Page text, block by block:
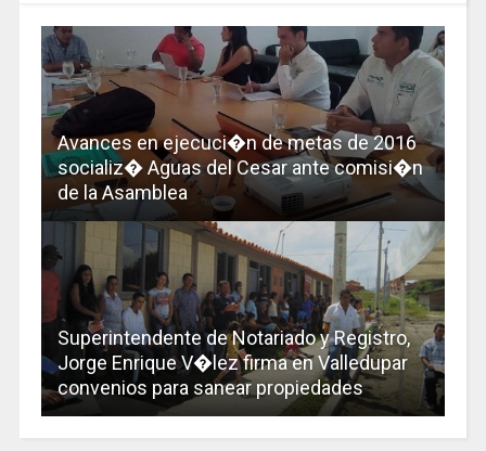
Avances en ejecuci�n de metas de 2016
socializ� Aguas del Cesar ante comisi�n
de la Asamblea
Superintendente de Notariado y Registro,
Jorge Enrique V�lez firma en Valledupar
convenios para sanear propiedades